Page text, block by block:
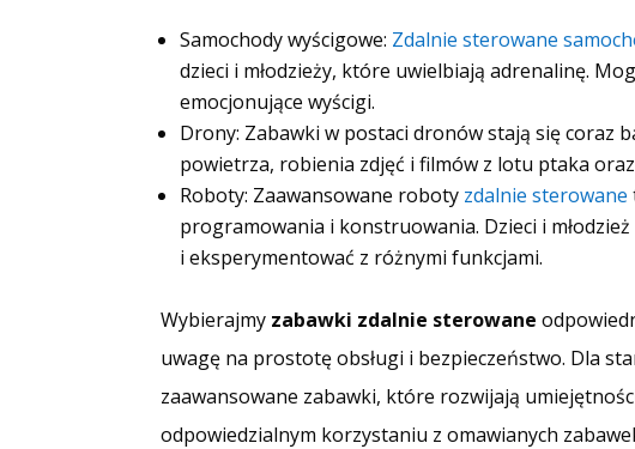
Samochody wyścigowe: Zdalnie sterowane
dzieci i młodzieży, które uwielbiają adrenalinę.
emocjonujące wyścigi.
Drony: Zabawki w postaci dronów stają się coraz
powietrza, robienia zdjęć i filmów z lotu ptaka
Roboty: Zaawansowane roboty zdalnie sterowane
programowania i konstruowania. Dzieci i
i eksperymentować z różnymi funkcjami.
Wybierajmy zabawki zdalnie sterowane
uwagę na prostotę obsługi i bezpieczeństwo. Dla
zaawansowane zabawki, które rozwijają
odpowiedzialnym korzystaniu z omawianych